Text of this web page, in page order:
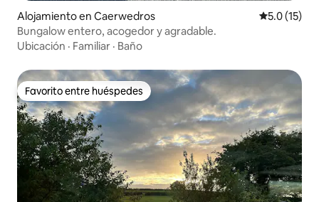
Alojamiento en Caerwedros Calificación
5.0 (15)
Bungalow entero, acogedor y agradable.
Ubicación · Familiar · Baño
Favorito entre huéspedes
Favorito entre huéspedes